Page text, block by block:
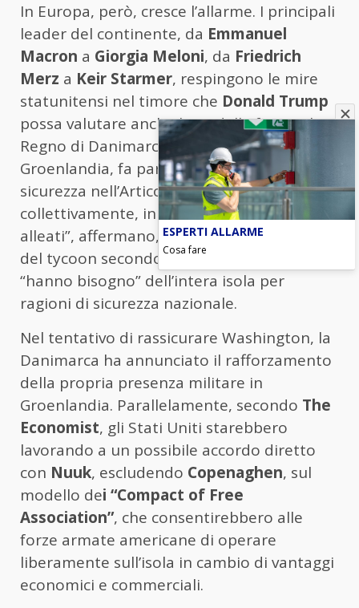
In Europa, però, cresce l’allarme. I principali
leader del continente, da Emmanuel
Macron a Giorgia Meloni, da Friedrich
Merz a Keir Starmer, respingono le mire
statunitensi nel timore che Donald Trump
possa valutare anche l’uso della forza. “Il
Regno di Danimarca, compresa la
Groenlandia, fa parte della Nato. La
sicurezza nell’Artico deve essere garantita
collettivamente, in collaborazione con gli
alleati”, affermano, rispondendo alla tesi
del tycoon secondo cui gli Stati Uniti
“hanno bisogno” dell’intera isola per
ragioni di sicurezza nazionale.
Nel tentativo di rassicurare Washington, la
Danimarca ha annunciato il rafforzamento
della propria presenza militare in
Groenlandia. Parallelamente, secondo The
Economist, gli Stati Uniti starebbero
lavorando a un possibile accordo diretto
con Nuuk, escludendo Copenaghen, sul
modello dei “Compact of Free
Association”, che consentirebbero alle
forze armate americane di operare
liberamente sull’isola in cambio di vantaggi
economici e commerciali.
ESPERTI ALLARME
Cosa fare